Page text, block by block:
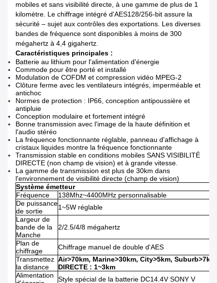
mobiles et sans visibilité directe, à une gamme de plus de 1
kilomètre. Le chiffrage intégré d'AES128/256-bit assure la
sécurité – sujet aux contrôles des exportations. Les diverses
bandes de fréquence sont disponibles à moins de 300
mégahertz à 4,4 gigahertz.
Caractéristiques principales :
Batterie au lithium pour l'alimentation d'énergie
Commode pour être porté et installé
Modulation de COFDM et compression vidéo MPEG-2
Clôture ferme avec les ventilateurs intégrés, imperméable et
antichoc
Normes de protection : IP66, conception antipoussière et
antipluie
Conception modulaire et fortement intégré
Bonne transmission avec l'image de la haute définition et
l'audio stéréo
La fréquence fonctionnante réglable, panneau d'affichage à
cristaux liquides montre la fréquence fonctionnante
Transmission stable en conditions mobiles SANS VISIBILITÉ
DIRECTE (non champ de vision) et à grande vitesse.
La gamme de transmission est plus de 30km dans
l'environnement de visibilité directe (champ de vision)
Système émetteur
Fréquence
138Mhz~4400MHz personnalisable
De puissance
de sortie
1~5W réglable
Largeur de
bande de la
Manche
2/2.5/4/8 mégahertz
Plan de
chiffrage
Chiffrage manuel de double d'AES
Transmettez
la distance
Air>70km, Marine>30km, City>5km,
DIRECTE : 1~3km
Alimentation
Style spécial de la batterie DC14.4V SONY V